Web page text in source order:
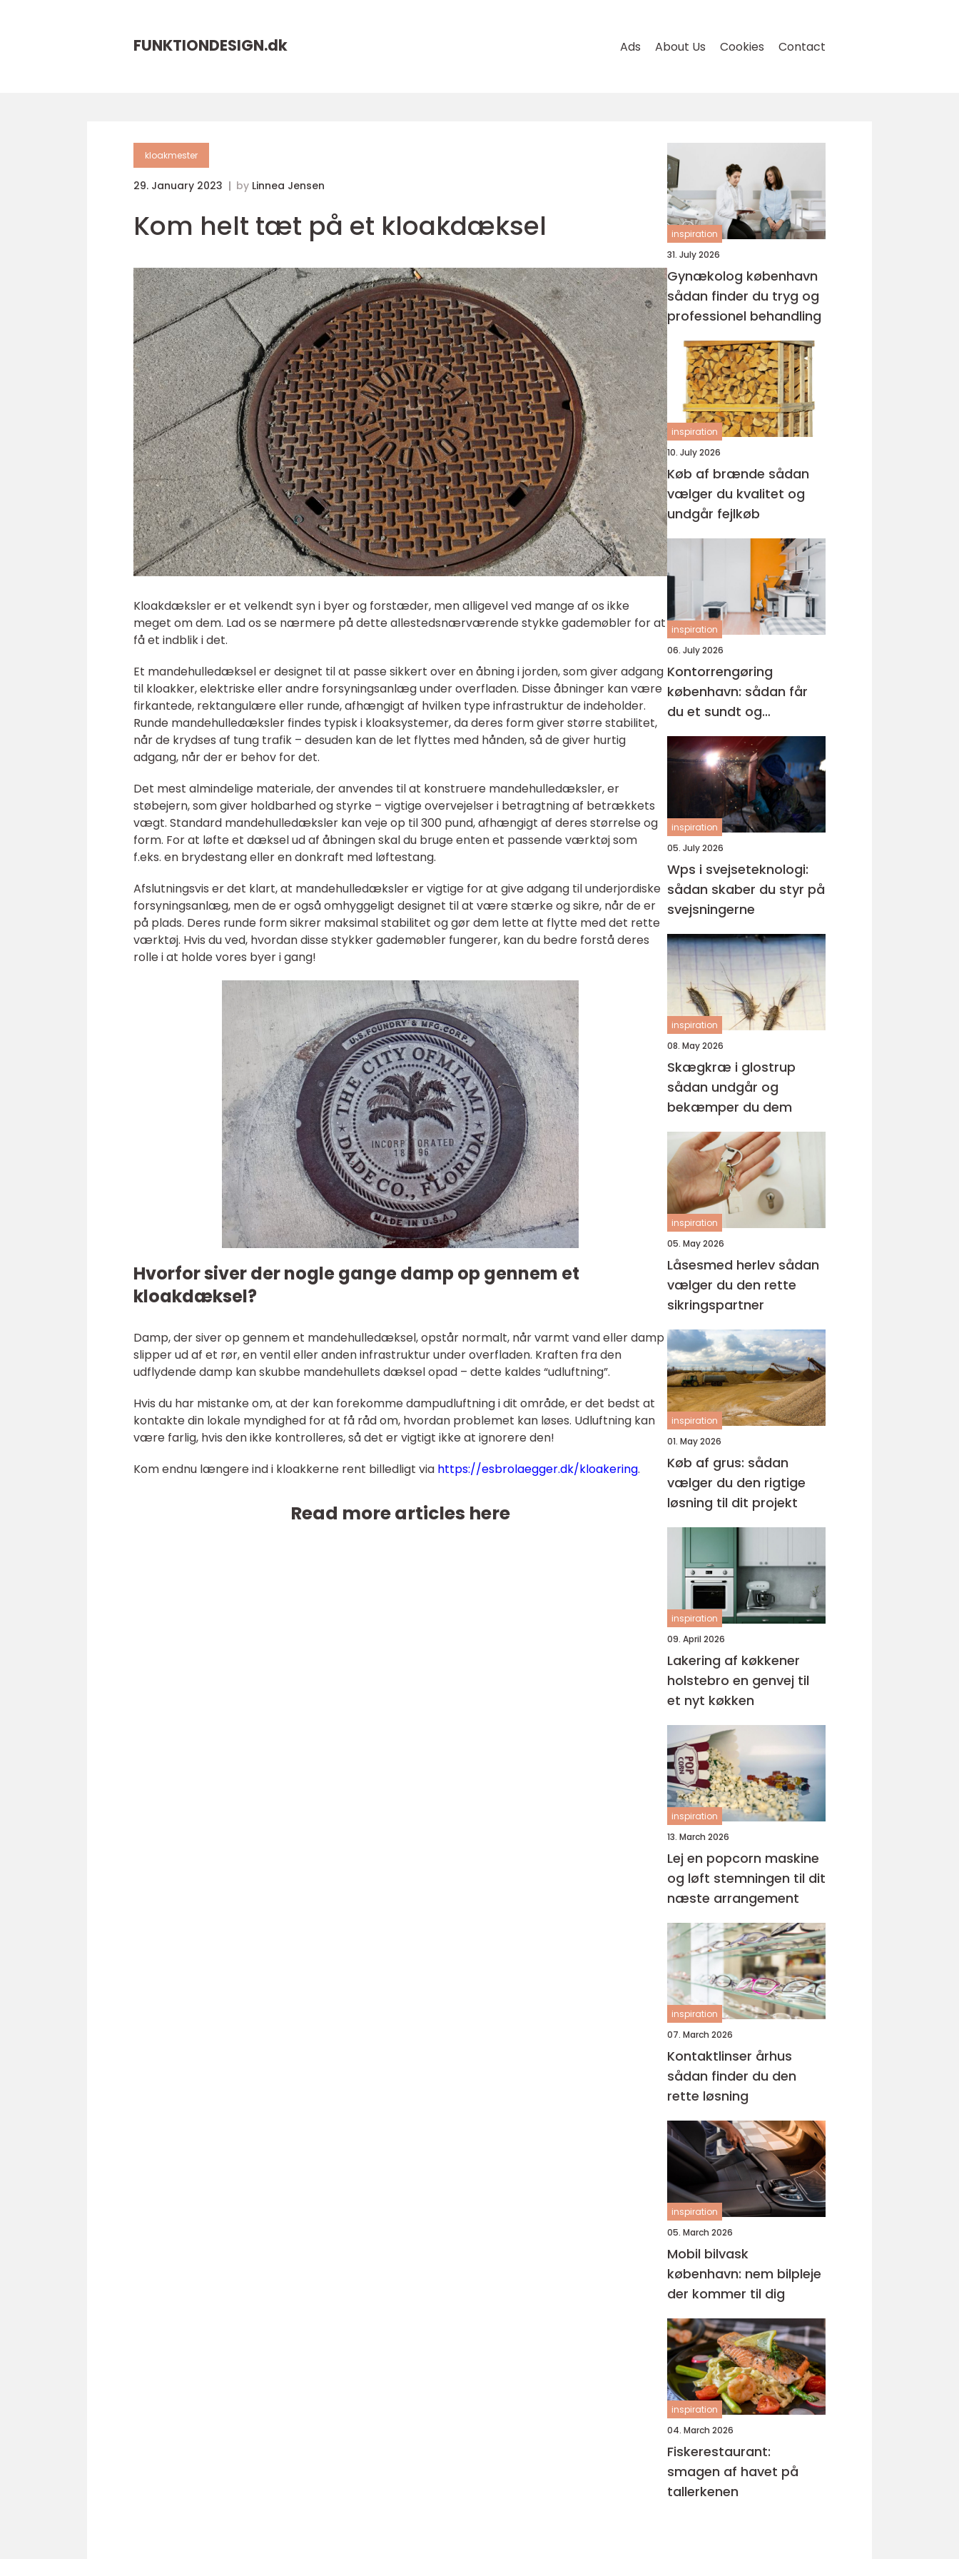
FUNKTIONDESIGN.dk Ads About Us Cookies Contact
kloakmester
29. January 2023 by Linnea Jensen
Kom helt tæt på et kloakdæksel
Kloakdæksler er et velkendt syn i byer og forstæder, men alligevel ved mange af os ikke
meget om dem. Lad os se nærmere på dette allestedsnærværende stykke gademøbler for at
få et indblik i det.
Et mandehulledæksel er designet til at passe sikkert over en åbning i jorden, som giver adgang
til kloakker, elektriske eller andre forsyningsanlæg under overfladen. Disse åbninger kan være
firkantede, rektangulære eller runde, afhængigt af hvilken type infrastruktur de indeholder.
Runde mandehulledæksler findes typisk i kloaksystemer, da deres form giver større stabilitet,
når de krydses af tung trafik – desuden kan de let flyttes med hånden, så de giver hurtig
adgang, når der er behov for det.
Det mest almindelige materiale, der anvendes til at konstruere mandehulledæksler, er
støbejern, som giver holdbarhed og styrke – vigtige overvejelser i betragtning af betrækkets
vægt. Standard mandehulledæksler kan veje op til 300 pund, afhængigt af deres størrelse og
form. For at løfte et dæksel ud af åbningen skal du bruge enten et passende værktøj som
f.eks. en brydestang eller en donkraft med løftestang.
Afslutningsvis er det klart, at mandehulledæksler er vigtige for at give adgang til underjordiske
forsyningsanlæg, men de er også omhyggeligt designet til at være stærke og sikre, når de er
på plads. Deres runde form sikrer maksimal stabilitet og gør dem lette at flytte med det rette
værktøj. Hvis du ved, hvordan disse stykker gademøbler fungerer, kan du bedre forstå deres
rolle i at holde vores byer i gang!
Hvorfor siver der nogle gange damp op gennem et
kloakdæksel?
Damp, der siver op gennem et mandehulledæksel, opstår normalt, når varmt vand eller damp
slipper ud af et rør, en ventil eller anden infrastruktur under overfladen. Kraften fra den
udflydende damp kan skubbe mandehullets dæksel opad – dette kaldes “udluftning”.
Hvis du har mistanke om, at der kan forekomme dampudluftning i dit område, er det bedst at
kontakte din lokale myndighed for at få råd om, hvordan problemet kan løses. Udluftning kan
være farlig, hvis den ikke kontrolleres, så det er vigtigt ikke at ignorere den!
Kom endnu længere ind i kloakkerne rent billedligt via https://esbrolaegger.dk/kloakering.
Read more articles here
inspiration
31. July 2026
Gynækolog københavn
sådan finder du tryg og
professionel behandling
inspiration
10. July 2026
Køb af brænde sådan
vælger du kvalitet og
undgår fejlkøb
inspiration
06. July 2026
Kontorrengøring
københavn: sådan får
du et sundt og
professionelt
arbejdsmiljø
inspiration
05. July 2026
Wps i svejseteknologi:
sådan skaber du styr på
svejsningerne
inspiration
08. May 2026
Skægkræ i glostrup
sådan undgår og
bekæmper du dem
inspiration
05. May 2026
Låsesmed herlev sådan
vælger du den rette
sikringspartner
inspiration
01. May 2026
Køb af grus: sådan
vælger du den rigtige
løsning til dit projekt
inspiration
09. April 2026
Lakering af køkkener
holstebro en genvej til
et nyt køkken
inspiration
13. March 2026
Lej en popcorn maskine
og løft stemningen til dit
næste arrangement
inspiration
07. March 2026
Kontaktlinser århus
sådan finder du den
rette løsning
inspiration
05. March 2026
Mobil bilvask
københavn: nem bilpleje
der kommer til dig
inspiration
04. March 2026
Fiskerestaurant:
smagen af havet på
tallerkenen